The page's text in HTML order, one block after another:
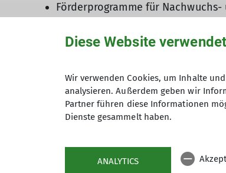
Förderprogramme für
Selbst aktiv werden
Möglichkeit einer qualifizierten
Einsatz auf Umweltbaustellen
Mithilfe bei der Sanierung und
bei Interesse ehrenamtliches
Diese Website
Wir verwenden Cookies, um Inhalte
analysieren. Außerdem geben wir
Partner führen diese Informationen
Dienste gesammelt haben.
ANALYTICS